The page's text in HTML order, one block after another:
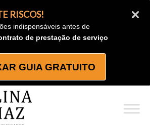
RISCOS!
indispensáveis antes de
de prestação de serviço
GUIA GRATUITO